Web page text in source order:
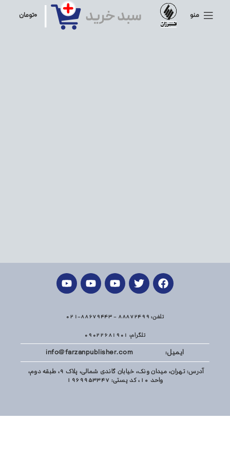
منو ۰تومان
تلفن: 88872499 - 88679443-021
تلگرام: 09022681901
ایمیل: info@farzanpublisher.com
آدرس: تهران، میدان ونک، خیابان گاندی شمالی، پلاک 9، طبقه دوم،
واحد 10، کد پستی: 1969953347